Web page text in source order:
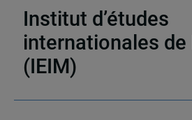
Institut d’études
internationales de
(IEIM)